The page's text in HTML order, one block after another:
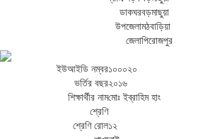
ডাকঘরবড়মাছুয়া
উপজেলামঠবাড়িয়া
জেলাপিরোজপুর
ইউআইডি নম্বর১০০০২০
ভর্তির বছর২০১৬
শিক্ষার্থীর নামমোঃ ইব্রাহিম হাং
শ্রেণি
শ্রেণি রোল১২